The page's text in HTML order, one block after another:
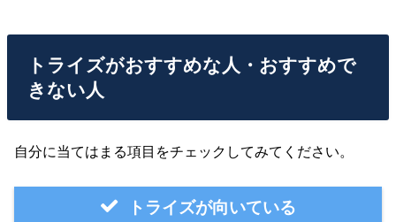
トライズがおすすめな人・おすすめで
きない人
自分に当てはまる項目をチェックしてみてください。
トライズが向いている